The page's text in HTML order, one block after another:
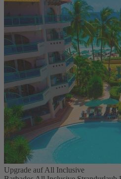
Upgrade auf All Inclusive